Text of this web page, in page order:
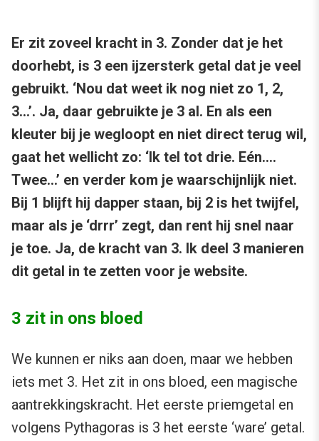
Er zit zoveel kracht in 3. Zonder dat je het
doorhebt, is 3 een ijzersterk getal dat je veel
gebruikt. ‘Nou dat weet ik nog niet zo 1, 2,
3…’. Ja, daar gebruikte je 3 al. En als een
kleuter bij je wegloopt en niet direct terug wil,
gaat het wellicht zo: ‘Ik tel tot drie. Eén….
Twee…’ en verder kom je waarschijnlijk niet.
Bij 1 blijft hij dapper staan, bij 2 is het twijfel,
maar als je ‘drrr’ zegt, dan rent hij snel naar
je toe. Ja, de kracht van 3. Ik deel 3 manieren
dit getal in te zetten voor je website.
3 zit in ons bloed
We kunnen er niks aan doen, maar we hebben
iets met 3. Het zit in ons bloed, een magische
aantrekkingskracht. Het eerste priemgetal en
volgens Pythagoras is 3 het eerste ‘ware’ getal.